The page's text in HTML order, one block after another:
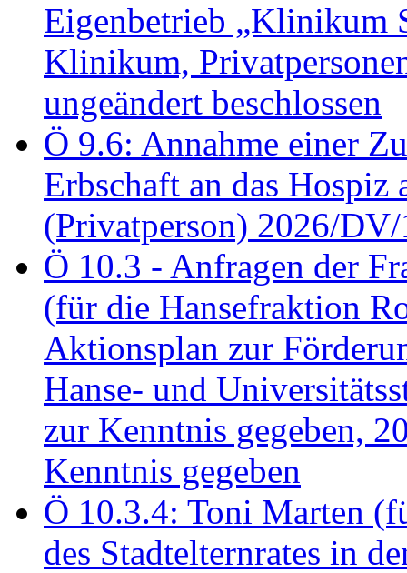
Eigenbetrieb „Klinikum
Klinikum,
ungeändert beschlossen
Ö 9.6: Annahme einer
Erbschaft an das
(Privatperson) 2026/DV/
Ö 10.3 - Anfragen der
(für die Hansefraktion
Aktionsplan zur
Hanse- und
zur Kenntnis gegeben,
Kenntnis gegeben
Ö 10.3.4: Toni Marten
des Stadtelternrates in